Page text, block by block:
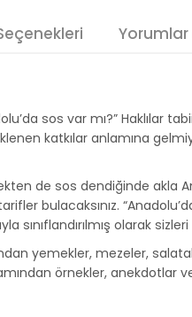
Yorumlar
sos var mı?” Haklılar
katkılar anlamına
de sos dendiğinde akla
bulacaksınız.
sınıflandırılmış olarak sizleri
yemekler, mezeler,
örnekler, anekdotlar